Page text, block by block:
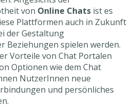
von Online Chats ist es
Plattformen auch in Zukunft
der Gestaltung
Beziehungen spielen werden.
Vorteile von Chat Portalen
Optionen wie dem Chat
NutzerInnen neue
und persönliches